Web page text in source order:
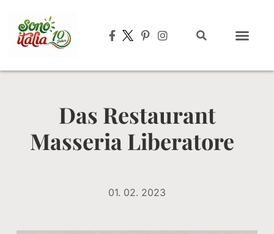
Das Restaurant
Masseria Liberatore
01. 02. 2023